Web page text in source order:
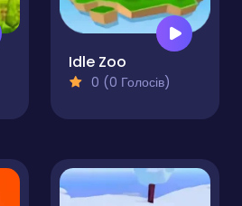
Idle Zoo
0 (0 Голосів)